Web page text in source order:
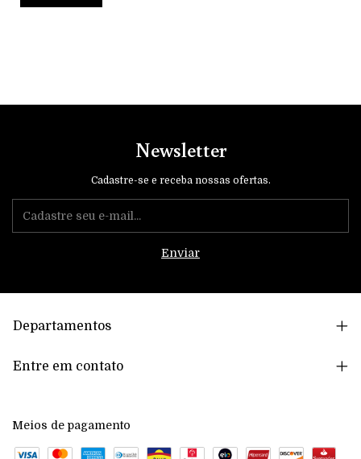
Newsletter
Cadastre-se e receba nossas ofertas.
Departamentos
Entre em contato
Meios de pagamento